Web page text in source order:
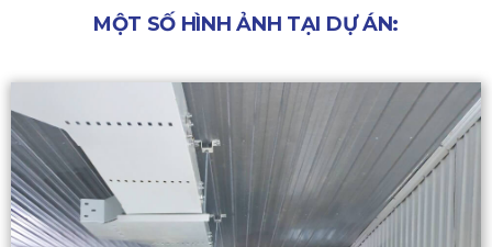
MỘT SỐ HÌNH ẢNH TẠI DỰ ÁN: